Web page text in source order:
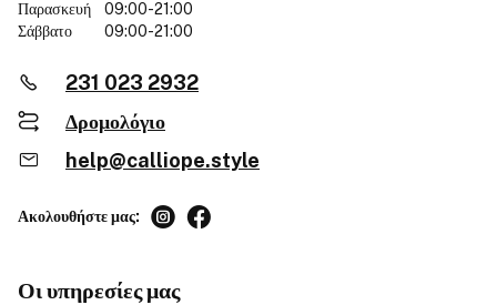
Παρασκευή
09:00-21:00
Σάββατο
09:00-21:00
231 023 2932
Δρομολόγιο
help@calliope.style
Ακολουθήστε μας:
Οι υπηρεσίες μας